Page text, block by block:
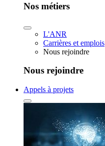
Nos métiers
L'ANR
Carrières et emplois
Nous rejoindre
Nous rejoindre
Appels à projets